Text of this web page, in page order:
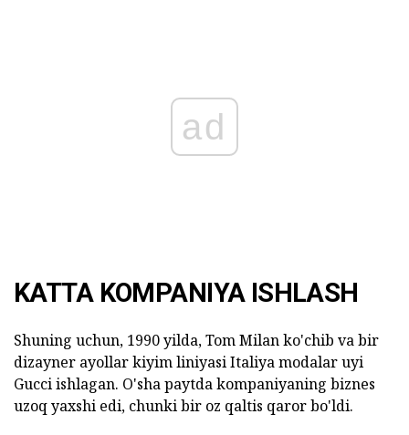
ad
KATTA KOMPANIYA ISHLASH
Shuning uchun, 1990 yilda, Tom Milan ko'chib va bir
dizayner ayollar kiyim liniyasi Italiya modalar uyi
Gucci ishlagan. O'sha paytda kompaniyaning biznes
uzoq yaxshi edi, chunki bir oz qaltis qaror bo'ldi.